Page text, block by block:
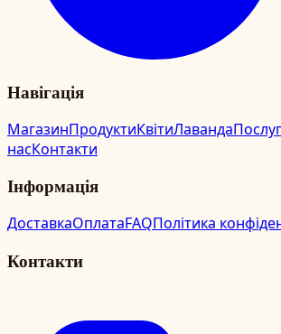
Навігація
МагазинПродуктиКвітиЛаванда
насКонтакти
Інформація
ДоставкаОплатаFAQПолітика
Контакти